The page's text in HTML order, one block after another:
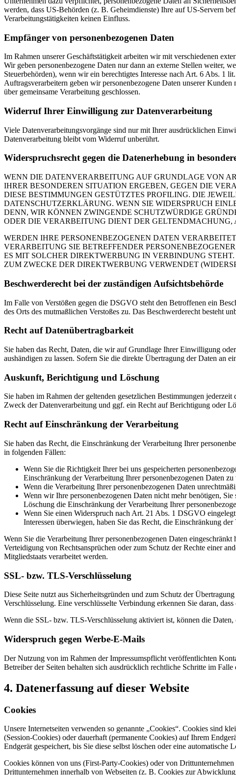
werden, dass US-Behörden (z. B. Geheimdienste) Ihre auf US-Servern
Verarbeitungstätigkeiten keinen Einfluss.
Empfänger von personenbezogenen Daten
Im Rahmen unserer Geschäftstätigkeit arbeiten wir mit verschiedenen
Wir geben personenbezogene Daten nur dann an externe Stellen weiter,
Steuerbehörden), wenn wir ein berechtigtes Interesse nach Art. 6 Abs. 1
Auftragsverarbeitern geben wir personenbezogene Daten unserer
über gemeinsame Verarbeitung geschlossen.
Widerruf Ihrer Einwilligung zur Datenverarbeitung
Viele Datenverarbeitungsvorgänge sind nur mit Ihrer ausdrücklichen
Datenverarbeitung bleibt vom Widerruf unberührt.
Widerspruchsrecht gegen die Datenerhebung in
WENN DIE DATENVERARBEITUNG AUF GRUNDLAGE VON
IHRER BESONDEREN SITUATION ERGEBEN, GEGEN DIE
DIESE BESTIMMUNGEN GESTÜTZTES PROFILING. DIE
DATENSCHUTZERKLÄRUNG. WENN SIE WIDERSPRUCH
DENN, WIR KÖNNEN ZWINGENDE SCHUTZWÜRDIGE
ODER DIE VERARBEITUNG DIENT DER GELTENDMACHUNG,
WERDEN IHRE PERSONENBEZOGENEN DATEN
VERARBEITUNG SIE BETREFFENDER
ES MIT SOLCHER DIREKTWERBUNG IN VERBINDUNG
ZUM ZWECKE DER DIREKTWERBUNG VERWENDET
Beschwerde­recht bei der zuständigen Aufsichts­behörde
Im Falle von Verstößen gegen die DSGVO steht den Betroffenen ein
des Orts des mutmaßlichen Verstoßes zu. Das Beschwerderecht besteht
Recht auf Daten­übertrag­barkeit
Sie haben das Recht, Daten, die wir auf Grundlage Ihrer Einwilligung
aushändigen zu lassen. Sofern Sie die direkte Übertragung der Daten an
Auskunft, Berichtigung und Löschung
Sie haben im Rahmen der geltenden gesetzlichen Bestimmungen
Zweck der Datenverarbeitung und ggf. ein Recht auf Berichtigung oder
Recht auf Einschränkung der Verarbeitung
Sie haben das Recht, die Einschränkung der Verarbeitung Ihrer
in folgenden Fällen:
Wenn Sie die Richtigkeit Ihrer bei uns gespeicherten
Einschränkung der Verarbeitung Ihrer personenbezogenen Daten zu
Wenn die Verarbeitung Ihrer personenbezogenen Daten
Wenn wir Ihre personenbezogenen Daten nicht mehr benötigen,
Löschung die Einschränkung der Verarbeitung Ihrer
Wenn Sie einen Widerspruch nach Art. 21 Abs. 1 DSGVO
Interessen überwiegen, haben Sie das Recht, die Einschränkung
Wenn Sie die Verarbeitung Ihrer personenbezogenen Daten
Verteidigung von Rechtsansprüchen oder zum Schutz der Rechte einer
Mitgliedstaats verarbeitet werden.
SSL- bzw. TLS-Verschlüsselung
Diese Seite nutzt aus Sicherheitsgründen und zum Schutz der
Verschlüsselung. Eine verschlüsselte Verbindung erkennen Sie daran,
Wenn die SSL- bzw. TLS-Verschlüsselung aktiviert ist, können die
Widerspruch gegen Werbe-E-Mails
Der Nutzung von im Rahmen der Impressumspflicht veröffentlichten
Betreiber der Seiten behalten sich ausdrücklich rechtliche Schritte im
4. Datenerfassung auf dieser Website
Cookies
Unsere Internetseiten verwenden so genannte „Cookies“. Cookies sind
(Session-Cookies) oder dauerhaft (permanente Cookies) auf Ihrem
Endgerät gespeichert, bis Sie diese selbst löschen oder eine automatische
Cookies können von uns (First-Party-Cookies) oder von
Drittunternehmen innerhalb von Webseiten (z. B. Cookies zur